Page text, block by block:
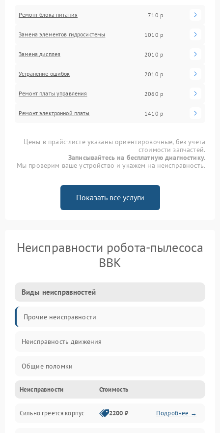
Ремонт блока питания 710 р
Замена элементов гидросистемы 1010 р
Замена дисплея 2010 р
Устранение ошибок 2010 р
Ремонт платы управления 2060 р
Ремонт электронной платы 1410 р
Цены в прайс-листе указаны ориентировочные, без учета
стоимости запчастей.
Записывайтесь на бесплатную диагностику.
Мы проверим ваше устройство и укажем на неисправность.
Показать все услуги
Неисправности робота-пылесоса
BBK
Виды неисправностей
Прочие неисправности
Неисправность движения
Общие поломки
Неисправность датчиков
Неисправность программного обеспечения
Неисправности Стоимость
Сильно греется корпус 2200 ₽ Подробнее →